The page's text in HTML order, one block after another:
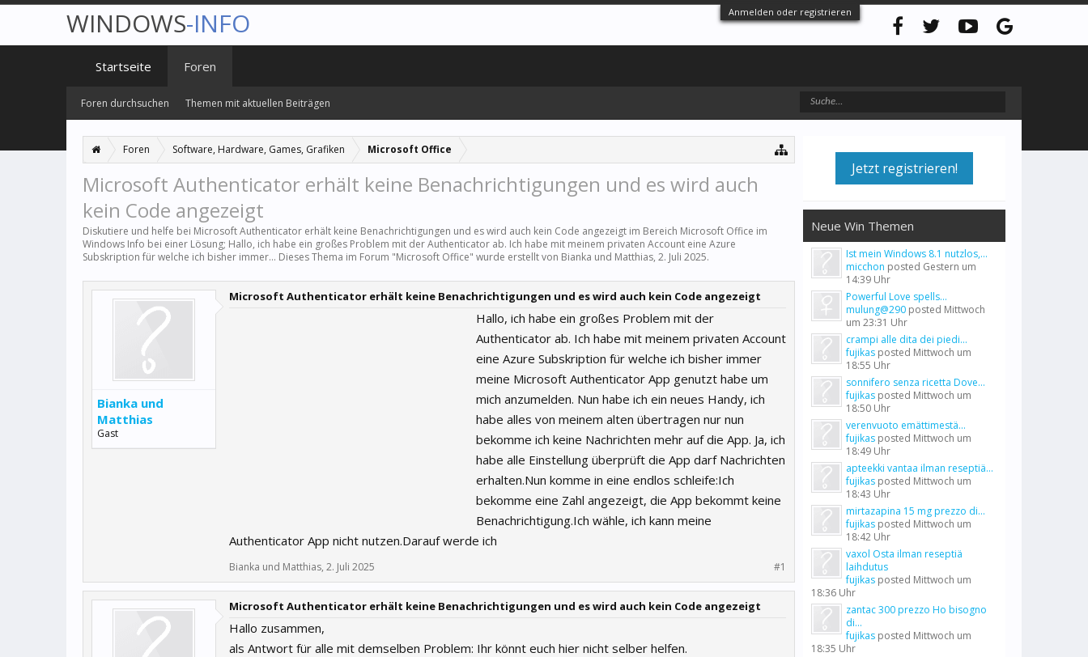
Anmelden oder registrieren
Foren Software, Hardware, Games, Grafiken Microsoft Office
Microsoft Authenticator erhält keine Benachrichtigungen und es wird auch
kein Code angezeigt
Diskutiere und helfe bei Microsoft Authenticator erhält keine Benachrichtigungen und es wird auch kein Code angezeigt im Bereich Microsoft Office im
Windows Info bei einer Lösung; Hallo, ich habe ein großes Problem mit der Authenticator ab. Ich habe mit meinem privaten Account eine Azure
Subskription für welche ich bisher immer... Dieses Thema im Forum "Microsoft Office" wurde erstellt von Bianka und Matthias, 2. Juli 2025.
Bianka und
Matthias
Gast
Microsoft Authenticator erhält keine Benachrichtigungen und es wird auch kein Code angezeigt
Hallo, ich habe ein großes Problem mit der
Authenticator ab. Ich habe mit meinem privaten Account
eine Azure Subskription für welche ich bisher immer
meine Microsoft Authenticator App genutzt habe um
mich anzumelden. Nun habe ich ein neues Handy, ich
habe alles von meinem alten übertragen nur nun
bekomme ich keine Nachrichten mehr auf die App. Ja, ich
habe alle Einstellung überprüft die App darf Nachrichten
erhalten.Nun komme in eine endlos schleife:Ich
bekomme eine Zahl angezeigt, die App bekommt keine
Benachrichtigung.Ich wähle, ich kann meine
Authenticator App nicht nutzen.Darauf werde ich
Bianka und Matthias, 2. Juli 2025 #1
Microsoft Authenticator erhält keine Benachrichtigungen und es wird auch kein Code angezeigt
Hallo zusammen,
als Antwort für alle mit demselben Problem: Ihr könnt euch hier nicht selber helfen.
Jetzt registrieren!
Neue Win Themen
Ist mein Windows 8.1 nutzlos,...
micchon posted Gestern um
14:39 Uhr
Powerful Love spells...
mulung@290 posted Mittwoch
um 23:31 Uhr
crampi alle dita dei piedi...
fujikas posted Mittwoch um
18:55 Uhr
sonnifero senza ricetta Dove...
fujikas posted Mittwoch um
18:50 Uhr
verenvuoto emättimestä...
fujikas posted Mittwoch um
18:49 Uhr
apteekki vantaa ilman reseptiä...
fujikas posted Mittwoch um
18:43 Uhr
mirtazapina 15 mg prezzo di...
fujikas posted Mittwoch um
18:42 Uhr
vaxol Osta ilman reseptiä
laihdutus
fujikas posted Mittwoch um
18:36 Uhr
zantac 300 prezzo Ho bisogno
di...
fujikas posted Mittwoch um
18:35 Uhr
WINDOWS-INFO
Startseite Foren
Foren durchsuchen Themen mit aktuellen Beiträgen